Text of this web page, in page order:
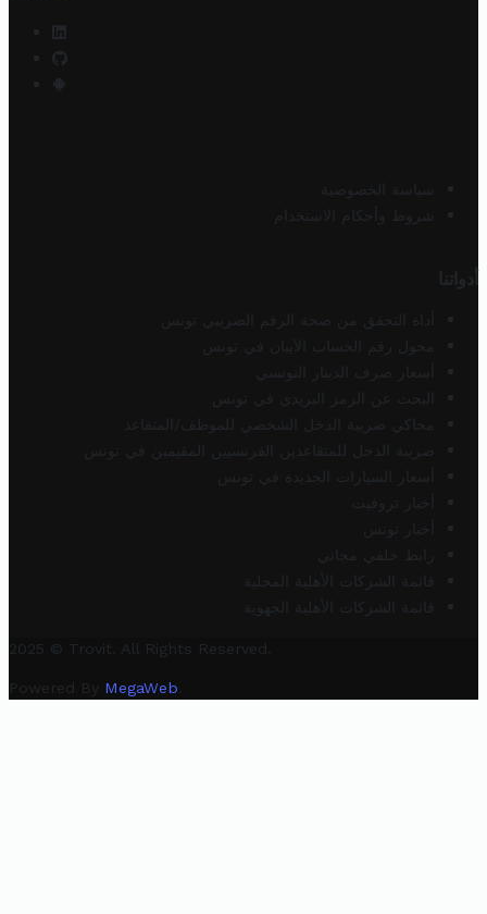
سياسة الخصوصية
شروط وأحكام الاستخدام
أدواتنا
أداة التحقق من صحة الرقم الضريبي تونس
محول رقم الحساب الآيبان في تونس
أسعار صرف الدينار التونسي
البحث عن الرمز البريدي في تونس
محاكي ضريبة الدخل الشخصي للموظف/المتقاعد
ضريبة الدخل للمتقاعدين الفرنسيين المقيمين في تونس
أسعار السيارات الجديدة في تونس
أخبار تروفيت
أخبار تونس
رابط خلفي مجاني
قائمة الشركات الأهلية المحلية
قائمة الشركات الأهلية الجهوية
2025 © Trovit. All Rights Reserved.
Powered By MegaWeb